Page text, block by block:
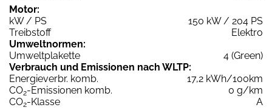
Motor:
kW / PS
150 kW / 204 PS
Treibstoff
Elektro
Umweltnormen:
Umweltplakette
4 (Green)
Verbrauch und Emissionen nach WLTP:
Energieverbr. komb.
17,2 kWh/100km
CO2-Emissionen komb.
0 g/km
CO2-Klasse
A